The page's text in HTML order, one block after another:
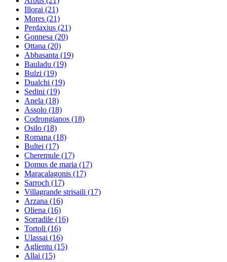
Illorai (21)
Mores (21)
Perdaxius (21)
Gonnesa (20)
Ottana (20)
Abbasanta (19)
Bauladu (19)
Bulzi (19)
Dualchi (19)
Sedini (19)
Anela (18)
Assolo (18)
Codrongianos (18)
Osilo (18)
Romana (18)
Bultei (17)
Cheremule (17)
Domus de maria (17)
Maracalagonis (17)
Sarroch (17)
Villagrande strisaili (17)
Arzana (16)
Oliena (16)
Sorradile (16)
Tortoli (16)
Ulassai (16)
Aglientu (15)
Allai (15)